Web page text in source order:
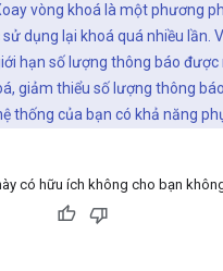
vòng khoá là một phương
dụng lại khoá quá nhiều lần.
hạn số lượng thông báo được
giảm thiểu số lượng thông
thống của bạn có khả năng
có hữu ích không cho bạn